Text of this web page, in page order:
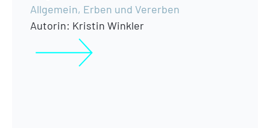
Allgemein, Erben und Vererben
Autorin: Kristin Winkler